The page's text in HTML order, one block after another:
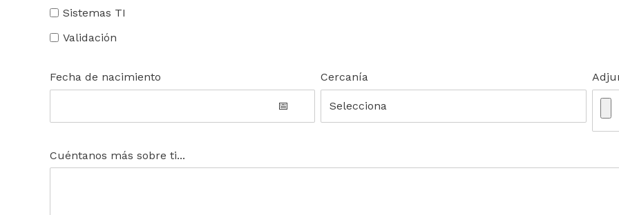
Sistemas TI
Validación
Fecha de nacimiento Cercanía
Cuéntanos más sobre ti...